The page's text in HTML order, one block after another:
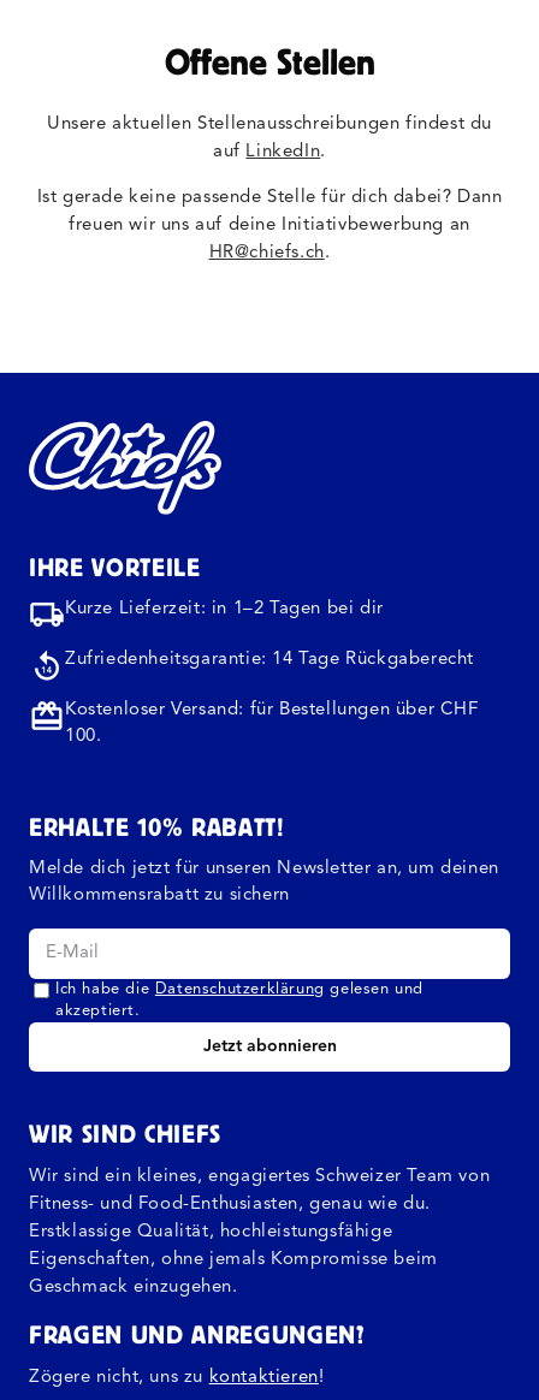
Offene Stellen
Unsere aktuellen Stellenausschreibungen findest du
auf LinkedIn.
Ist gerade keine passende Stelle für dich dabei? Dann
freuen wir uns auf deine Initiativbewerbung an
HR@chiefs.ch.
IHRE VORTEILE
Kurze Lieferzeit: in 1–2 Tagen bei dir
Zufriedenheitsgarantie: 14 Tage Rückgaberecht
Kostenloser Versand: für Bestellungen über CHF
100.
ERHALTE 10% RABATT!
Melde dich jetzt für unseren Newsletter an, um deinen
Willkommensrabatt zu sichern
Ich habe die Datenschutzerklärung gelesen und
akzeptiert.
Jetzt abonnieren
WIR SIND CHIEFS
Wir sind ein kleines, engagiertes Schweizer Team von
Fitness- und Food-Enthusiasten, genau wie du.
Erstklassige Qualität, hochleistungsfähige
Eigenschaften, ohne jemals Kompromisse beim
Geschmack einzugehen.
FRAGEN UND ANREGUNGEN?
Zögere nicht, uns zu kontaktieren!